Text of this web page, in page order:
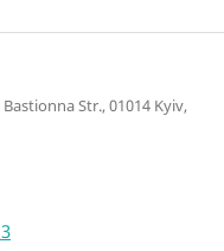
Str., 01014 Kyiv,